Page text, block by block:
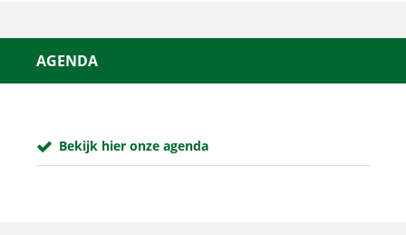
AGENDA
Bekijk hier onze agenda